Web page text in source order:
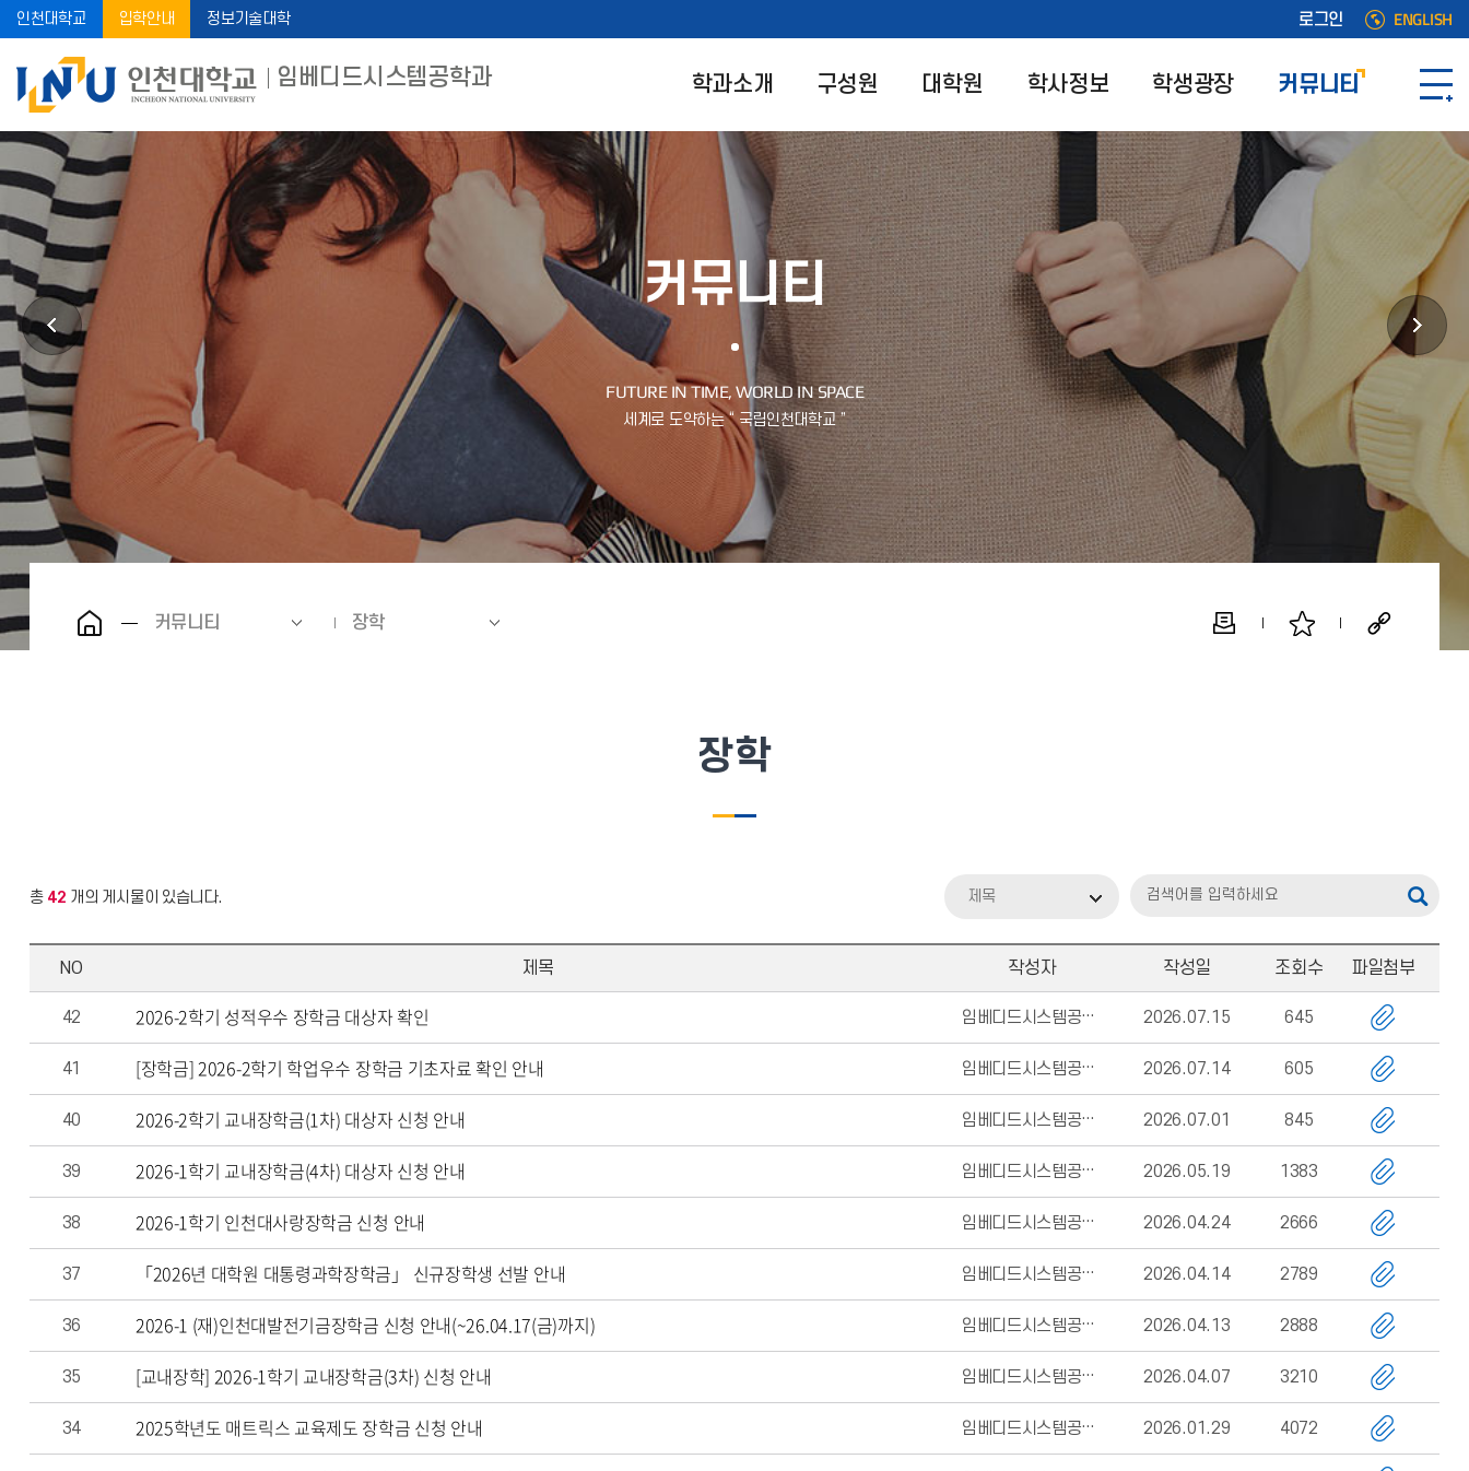
인천대학교 입학안내 정보기술대학 로그인 ENGLISH
임베디드시스템공학과 학과소개 구성원 대학원 학사정보 학생광장 커뮤니티
커뮤니티
커뮤니티 장학
장학
총 42 개의 게시물이 있습니다. 제목
NO 제목 작성자 작성일 조회수 파일첨부
42 2026-2학기 성적우수 장학금 대상자 확인 임베디드시스템공학과 2026.07.15 645
41 [장학금] 2026-2학기 학업우수 장학금 기초자료 확인 안내 임베디드시스템공학과 2026.07.14 605
40 2026-2학기 교내장학금(1차) 대상자 신청 안내 임베디드시스템공학과 2026.07.01 845
39 2026-1학기 교내장학금(4차) 대상자 신청 안내 임베디드시스템공학과 2026.05.19 1383
38 2026-1학기 인천대사랑장학금 신청 안내 임베디드시스템공학과 2026.04.24 2666
37 「2026년 대학원 대통령과학장학금」 신규장학생 선발 안내 임베디드시스템공학과 2026.04.14 2789
36 2026-1 (재)인천대발전기금장학금 신청 안내(~26.04.17(금)까지) 임베디드시스템공학과 2026.04.13 2888
35 [교내장학] 2026-1학기 교내장학금(3차) 신청 안내 임베디드시스템공학과 2026.04.07 3210
34 2025학년도 매트릭스 교육제도 장학금 신청 안내 임베디드시스템공학과 2026.01.29 4072